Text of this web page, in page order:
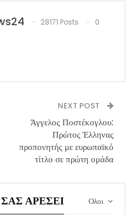
28171 Posts
0
NEXT POST
Άγγελος Ποστέκογλου:
Πρώτος Έλληνας
προπονητής με ευρωπαϊκό
τίτλο σε πρώτη ομάδα
Ολοι
ΑΡΈΣΕΙ